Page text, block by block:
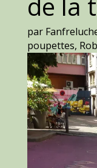
par
poupettes,